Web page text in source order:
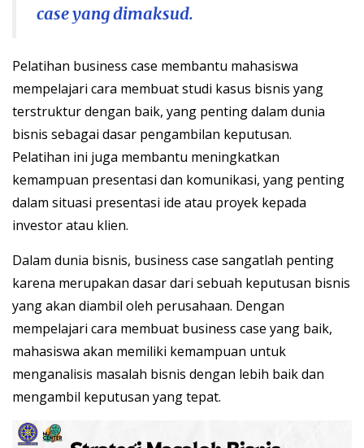
case yang dimaksud.
Pelatihan business case membantu mahasiswa
mempelajari cara membuat studi kasus bisnis yang
terstruktur dengan baik, yang penting dalam dunia
bisnis sebagai dasar pengambilan keputusan.
Pelatihan ini juga membantu meningkatkan
kemampuan presentasi dan komunikasi, yang penting
dalam situasi presentasi ide atau proyek kepada
investor atau klien.
Dalam dunia bisnis, business case sangatlah penting
karena merupakan dasar dari sebuah keputusan bisnis
yang akan diambil oleh perusahaan. Dengan
mempelajari cara membuat business case yang baik,
mahasiswa akan memiliki kemampuan untuk
menganalisis masalah bisnis dengan lebih baik dan
mengambil keputusan yang tepat.